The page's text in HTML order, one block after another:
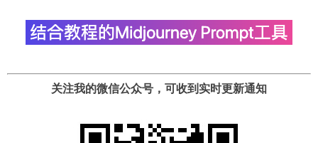
关注我的微信公众号，可收到实时更新通知